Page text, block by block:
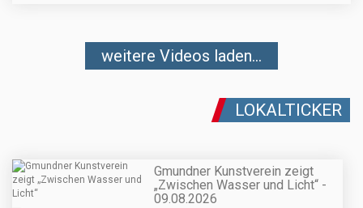
weitere Videos laden...
LOKALTICKER
Gmundner Kunstverein zeigt
„Zwischen Wasser und Licht“ -
09.08.2026